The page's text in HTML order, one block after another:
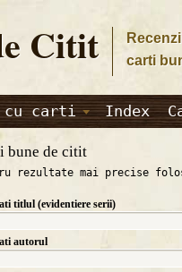
Citit
carti
cu carti Index
bune de citit
rezultate mai precise
titlul (evidentiere serii)
autorul